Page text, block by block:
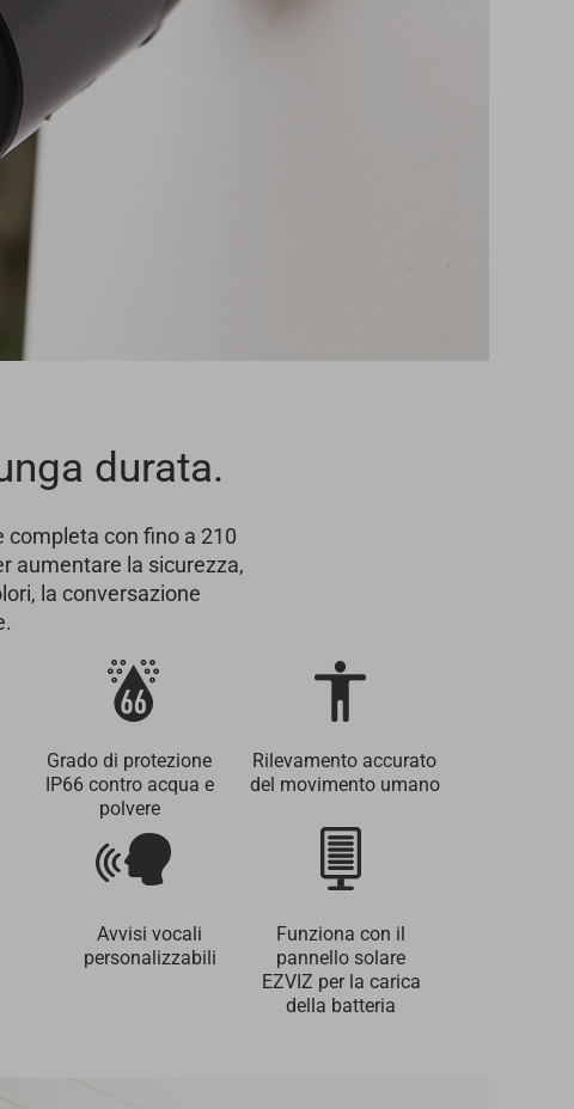
durata.
completa con fino a 210
aumentare la sicurezza,
la conversazione
Rilevamento accurato
del movimento umano
Avvisi vocali
personalizzabili
Grado di protezione
IP66 contro acqua e
polvere
Funziona con il
pannello solare
EZVIZ per la carica
della batteria